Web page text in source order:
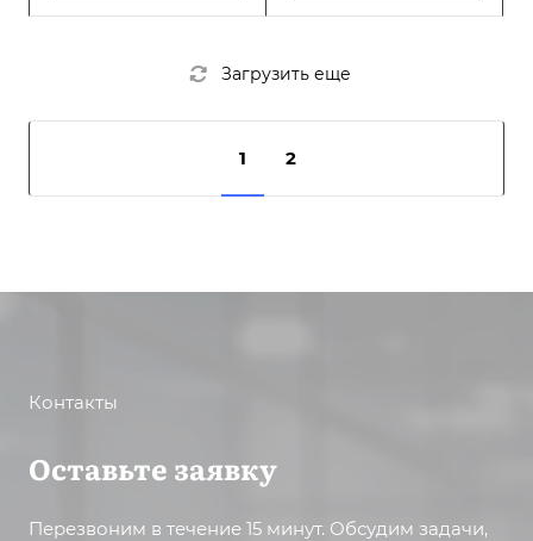
Загрузить еще
1 2
Контакты
Оставьте заявку
Перезвоним в течение 15 минут. Обсудим задачи,